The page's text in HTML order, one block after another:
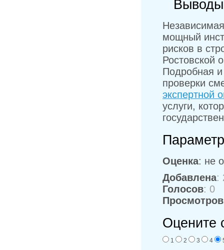
Выводы
мощный
рисков в
Ростовской
Подробная
проверки
экспертной
услуги,
Оценка: не
Добавлена:
Голосов: 0
Просмотров
Оцените
1 2 3 4